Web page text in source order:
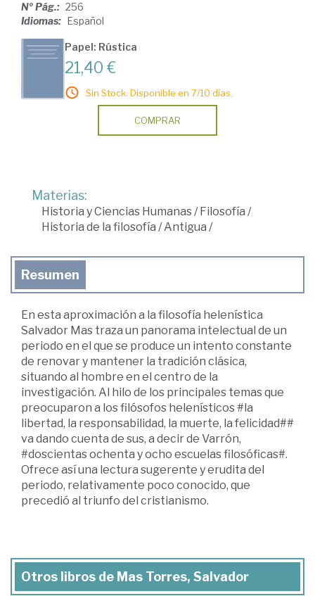
Nº Pág.: 256
Idiomas: Español
Papel: Rústica
21,40 €
Sin Stock. Disponible en 7/10 días.
COMPRAR
Materias:
Historia y Ciencias Humanas/Filosofía /
Historia de la filosofía /Antigua /
Resumen
En esta aproximación a la filosofía helenística
Salvador Mas traza un panorama intelectual de un
periodo en el que se produce un intento constante
de renovar y mantener la tradición clásica,
situando al hombre en el centro de la
investigación. Al hilo de los principales temas que
preocuparon a los filósofos helenísticos #la
libertad, la responsabilidad, la muerte, la felicidad##
va dando cuenta de sus, a decir de Varrón,
#doscientas ochenta y ocho escuelas filosóficas#.
Ofrece así una lectura sugerente y erudita del
periodo, relativamente poco conocido, que
precedió al triunfo del cristianismo.
Otros libros de Mas Torres, Salvador